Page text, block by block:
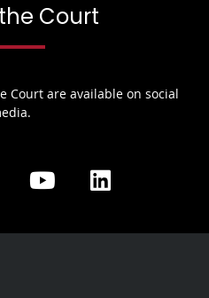
the Court
Court are available on social
Share
YoutubeLinkedIn